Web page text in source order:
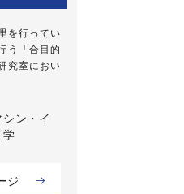
を行ってい
う「合目的
究室におい
ン・イ
学
ジ